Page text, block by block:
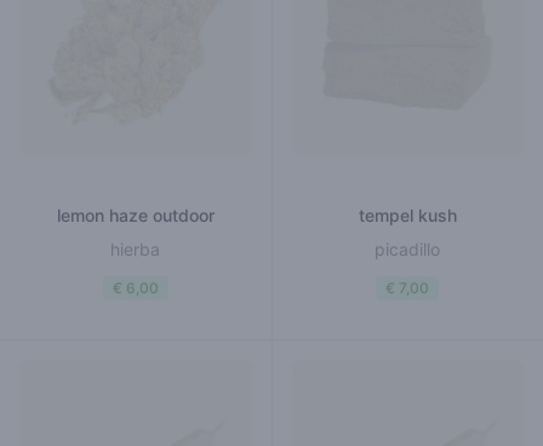
lemon haze outdoor
hierba
€ 6,00
tempel kush
picadillo
€ 7,00